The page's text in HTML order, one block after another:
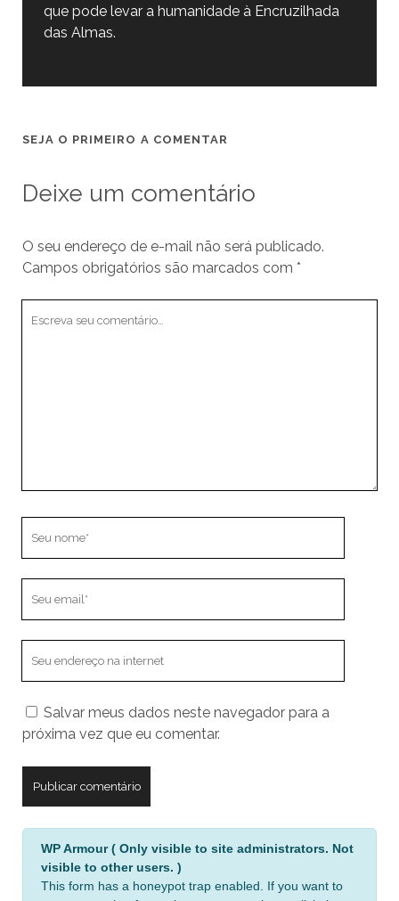
que pode levar a humanidade à Encruzilhada
das Almas.
SEJA O PRIMEIRO A COMENTAR
Deixe um comentário
O seu endereço de e-mail não será publicado.
Campos obrigatórios são marcados com *
seu
site
Salvar meus dados neste navegador para a
próxima vez que eu comentar.
WP Armour ( Only visible to site administrators. Not
visible to other users. )
This form has a honeypot trap enabled. If you want to